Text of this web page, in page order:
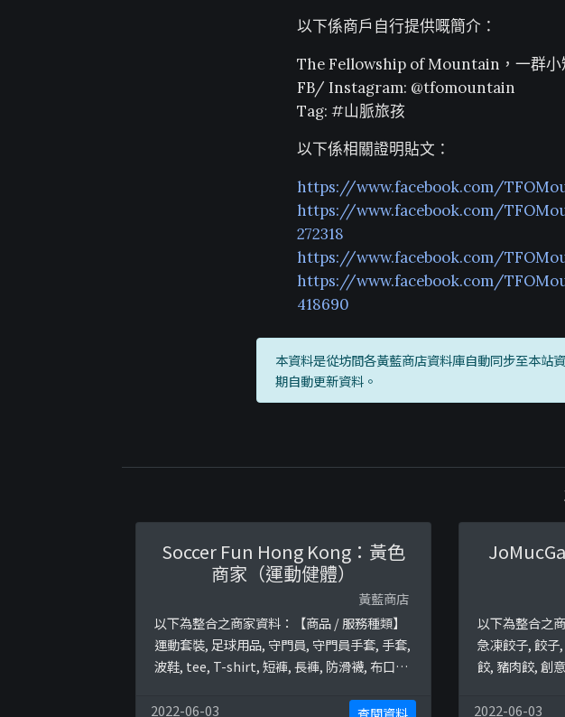
以下係商戶自行提供嘅簡介：
The Fellowship of Mountain，一群小
FB/ Instagram: @tfomountain
Tag: #山脈旅孩
以下係相關證明貼文：
https://www.facebook.com/
https://www.facebook.com/
272318
https://www.facebook.com/
https://www.facebook.com/
418690
本資料是從坊間各黃藍商店資料庫自動同步至本站
期自動更新資料。
Soccer Fun Hong Kong：黃色
商家（運動健體）
黃藍商店
以下為整合之商家資料：【商品 / 服務種類】
運動套裝, 足球用品, 守門員, 守門員手套, 手套,
波鞋, tee, T-shirt, 短褲, 長褲, 防滑襪, 布口罩,
所持的立場表態給出具體原因。
2022-06-03
以下為整合之
急凍餃子, 餃子
餃, 豬肉餃, 創
乳餃子, 團購餃
2022-06-03